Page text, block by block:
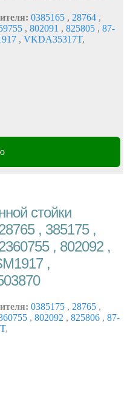
0385165 , 28764 ,
, 802091 , 825805 , 87-
, VKDA35317T,
стойки
, 385175 ,
, 802092 ,
,
0385175 , 28765 ,
, 802092 , 825806 , 87-
,